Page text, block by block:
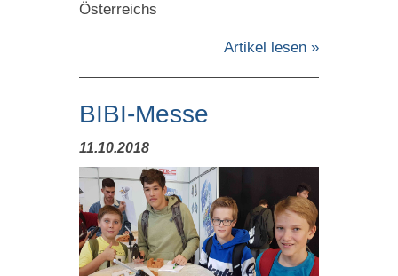
Österreichs
Artikel lesen »
BIBI-Messe
11.10.2018